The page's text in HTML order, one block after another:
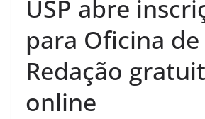
USP abre
para Oficina de
Redação
online